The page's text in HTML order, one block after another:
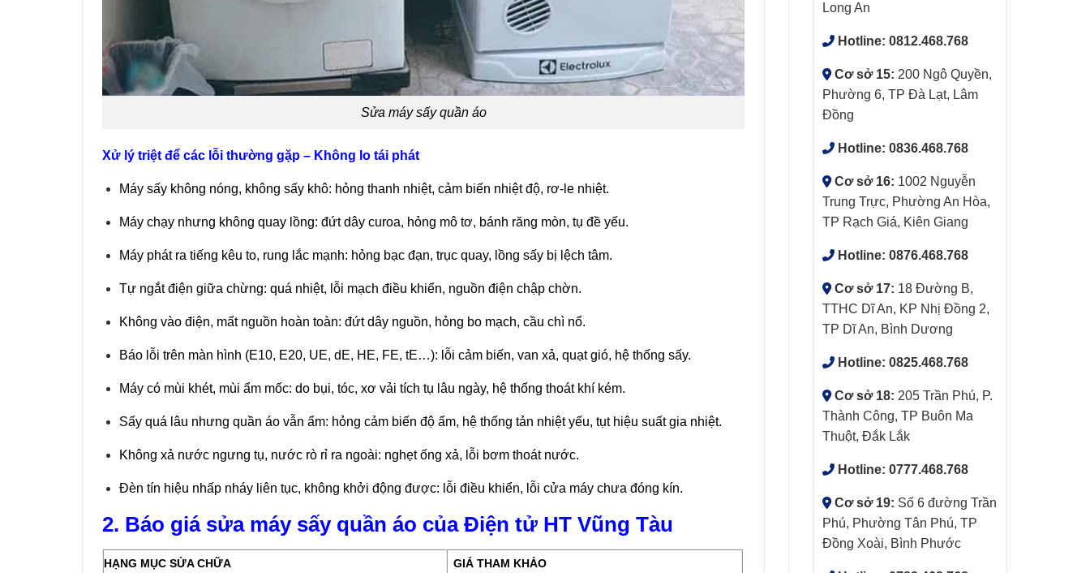
Sửa máy sấy quần áo
Xử lý triệt để các lỗi thường gặp – Không lo tái phát
Máy sấy không nóng, không sấy khô: hỏng thanh nhiệt, cảm biến nhiệt độ, rơ-le nhiệt.
Máy chạy nhưng không quay lồng: đứt dây curoa, hỏng mô tơ, bánh răng mòn, tụ đề yếu.
Máy phát ra tiếng kêu to, rung lắc mạnh: hỏng bạc đạn, trục quay, lồng sấy bị lệch tâm.
Tự ngắt điện giữa chừng: quá nhiệt, lỗi mạch điều khiển, nguồn điện chập chờn.
Không vào điện, mất nguồn hoàn toàn: đứt dây nguồn, hỏng bo mạch, cầu chì nổ.
Báo lỗi trên màn hình (E10, E20, UE, dE, HE, FE, tE…): lỗi cảm biến, van xả, quạt gió, hệ thống sấy.
Máy có mùi khét, mùi ẩm mốc: do bụi, tóc, xơ vải tích tụ lâu ngày, hệ thống thoát khí kém.
Sấy quá lâu nhưng quần áo vẫn ẩm: hỏng cảm biến độ ẩm, hệ thống tản nhiệt yếu, tụt hiệu suất gia nhiệt.
Không xả nước ngưng tụ, nước rò rỉ ra ngoài: nghẹt ống xả, lỗi bơm thoát nước.
Đèn tín hiệu nhấp nháy liên tục, không khởi động được: lỗi điều khiển, lỗi cửa máy chưa đóng kín.
2. Báo giá sửa máy sấy quần áo của Điện tử HT Vũng Tàu
HẠNG MỤC SỬA CHỮA GIÁ THAM KHẢO
Long An
Hotline: 0812.468.768
Cơ sở 15: 200 Ngô Quyền,
Phường 6, TP Đà Lạt, Lâm
Đồng
Hotline: 0836.468.768
Cơ sở 16: 1002 Nguyễn
Trung Trực, Phường An Hòa,
TP Rạch Giá, Kiên Giang
Hotline: 0876.468.768
Cơ sở 17: 18 Đường B,
TTHC Dĩ An, KP Nhị Đồng 2,
TP Dĩ An, Bình Dương
Hotline: 0825.468.768
Cơ sở 18: 205 Trần Phú, P.
Thành Công, TP Buôn Ma
Thuột, Đắk Lắk
Hotline: 0777.468.768
Cơ sở 19: Số 6 đường Trần
Phú, Phường Tân Phú, TP
Đồng Xoài, Bình Phước